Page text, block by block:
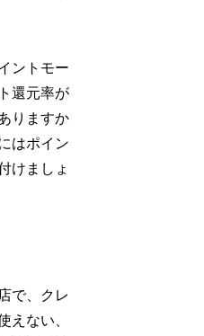
ントモー
還元率が
りますか
はポイン
けましょ
で、クレ
えない、